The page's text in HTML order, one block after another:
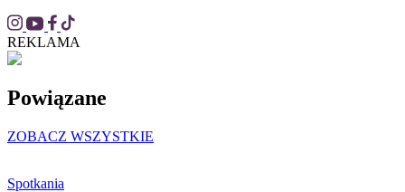
REKLAMA
Powiązane
ZOBACZ WSZYSTKIE
Spotkania